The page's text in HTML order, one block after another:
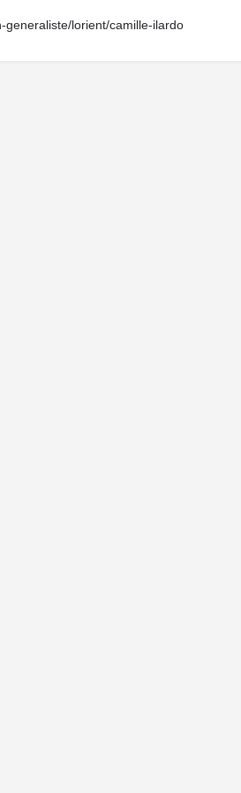
generaliste/lorient/camille-ilardo